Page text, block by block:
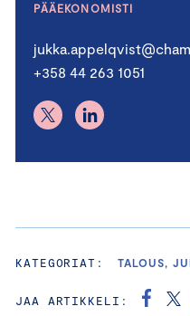
PÄÄEKONOMISTI
+358 44 263 1051
KATEGORIAT: TALOUS,
JAA ARTIKKELI: